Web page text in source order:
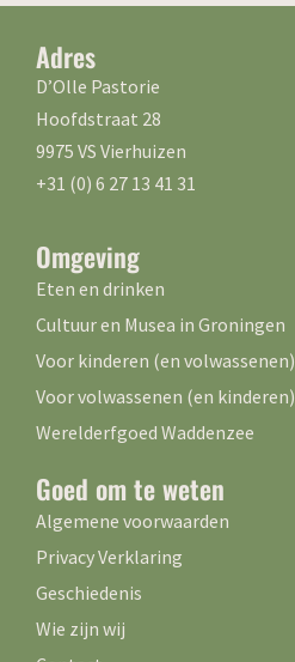
Adres
D’Olle Pastorie
Hoofdstraat 28
9975 VS Vierhuizen
+31 (0) 6 27 13 41 31
Omgeving
Eten en drinken
Cultuur en Musea in Groningen
Voor kinderen (en volwassenen)
Voor volwassenen (en kinderen)
Werelderfgoed Waddenzee
Goed om te weten
Algemene voorwaarden
Privacy Verklaring
Geschiedenis
Wie zijn wij